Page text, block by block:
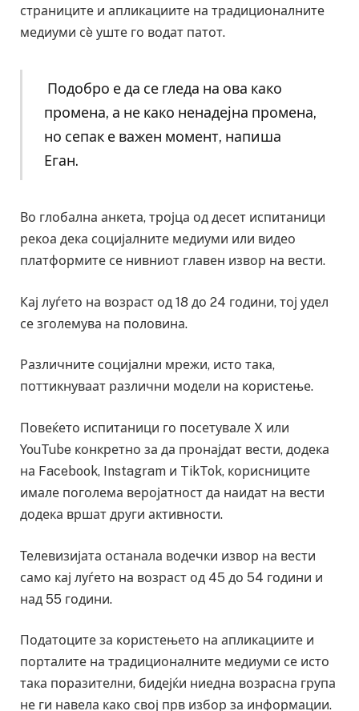
страниците и апликациите на традиционалните
медиуми сè уште го водат патот.
Подобро е да се гледа на ова како
промена, а не како ненадејна промена,
но сепак е важен момент, напиша
Еган.
Во глобална анкета, тројца од десет испитаници
рекоа дека социјалните медиуми или видео
платформите се нивниот главен извор на вести.
Кај луѓето на возраст од 18 до 24 години, тој удел
се зголемува на половина.
Различните социјални мрежи, исто така,
поттикнуваат различни модели на користење.
Повеќето испитаници го посетувале X или
YouTube конкретно за да пронајдат вести, додека
на Facebook, Instagram и TikTok, корисниците
имале поголема веројатност да наидат на вести
додека вршат други активности.
Телевизијата останала водечки извор на вести
само кај луѓето на возраст од 45 до 54 години и
над 55 години.
Податоците за користењето на апликациите и
порталите на традиционалните медиуми се исто
така поразителни, бидејќи ниедна возрасна група
не ги навела како свој прв избор за информации.